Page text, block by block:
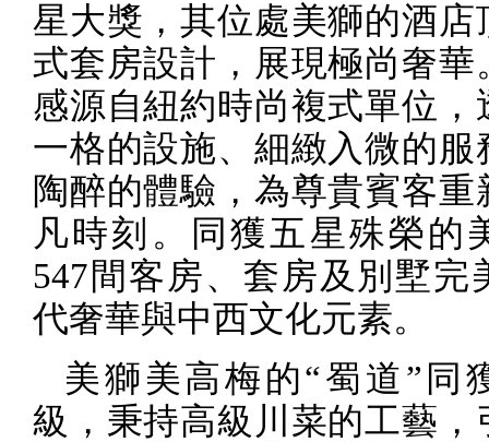
星大獎，其位處美獅的酒店
式套房設計，展現極尚奢華
感源自紐約時尚複式單位，
一格的設施、細緻入微的服
陶醉的體驗，為尊貴賓客重
凡時刻。同獲五星殊榮的
547間客房、套房及別墅完
代奢華與中西文化元素。
美獅美高梅的“蜀道”同
級，秉持高級川菜的工藝，